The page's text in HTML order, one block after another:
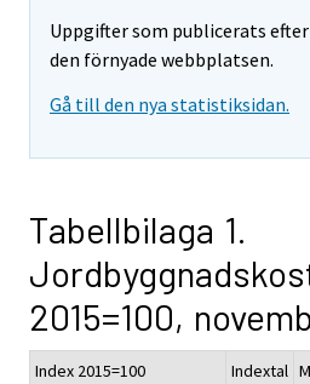
Uppgifter som publicerats efter
den förnyade webbplatsen.
Gå till den nya statistiksidan.
Tabellbilaga 1.
2015=100,
Index 2015=100 Indextal